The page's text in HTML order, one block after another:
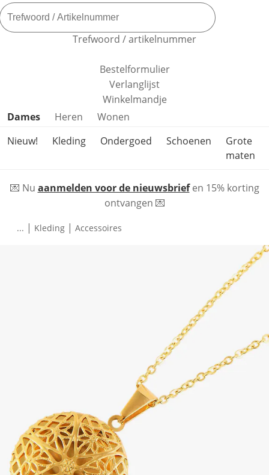
Trefwoord / artikelnummer
Bestelformulier
Verlanglijst
Winkelmandje
Productcategorieën overslaan
Dames Heren
Wonen
Nieuw!
Kleding Ondergoed Schoenen
Grote
maten
💌 Nu aanmelden voor de nieuwsbriefen 15% korting
ontvangen 💌
... | Kleding | Accessoires